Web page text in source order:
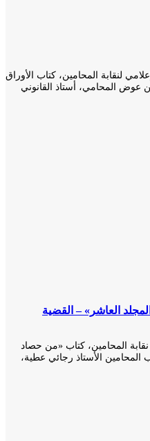
المحامين، كتاب الأوراق
المحامي، أستاذ القانوني
العاشر» – القضية
كتاب «من حصاد
الأستاذ رجائي عطية،